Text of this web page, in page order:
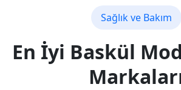
Sağlık ve Bakım
En İyi Baskül